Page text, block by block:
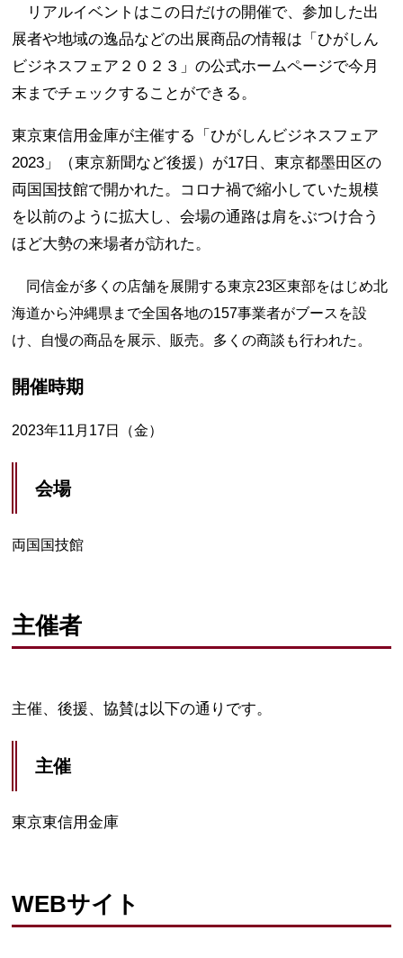
リアルイベントはこの日だけの開催で、参加した出
展者や地域の逸品などの出展商品の情報は「ひがしん
ビジネスフェア２０２３」の公式ホームページで今月
末までチェックすることができる。
東京東信用金庫が主催する「ひがしんビジネスフェア
2023」（東京新聞など後援）が17日、東京都墨田区の
両国国技館で開かれた。コロナ禍で縮小していた規模
を以前のように拡大し、会場の通路は肩をぶつけ合う
ほど大勢の来場者が訪れた。
同信金が多くの店舗を展開する東京23区東部をはじめ北
海道から沖縄県まで全国各地の157事業者がブースを設
け、自慢の商品を展示、販売。多くの商談も行われた。
開催時期
2023年11月17日（金）
会場
両国国技館
主催者
主催、後援、協賛は以下の通りです。
主催
東京東信用金庫
WEBサイト